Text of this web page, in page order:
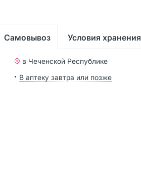
Самовывоз Условия хранения
в Чеченской Республике
В аптеку завтра или позже